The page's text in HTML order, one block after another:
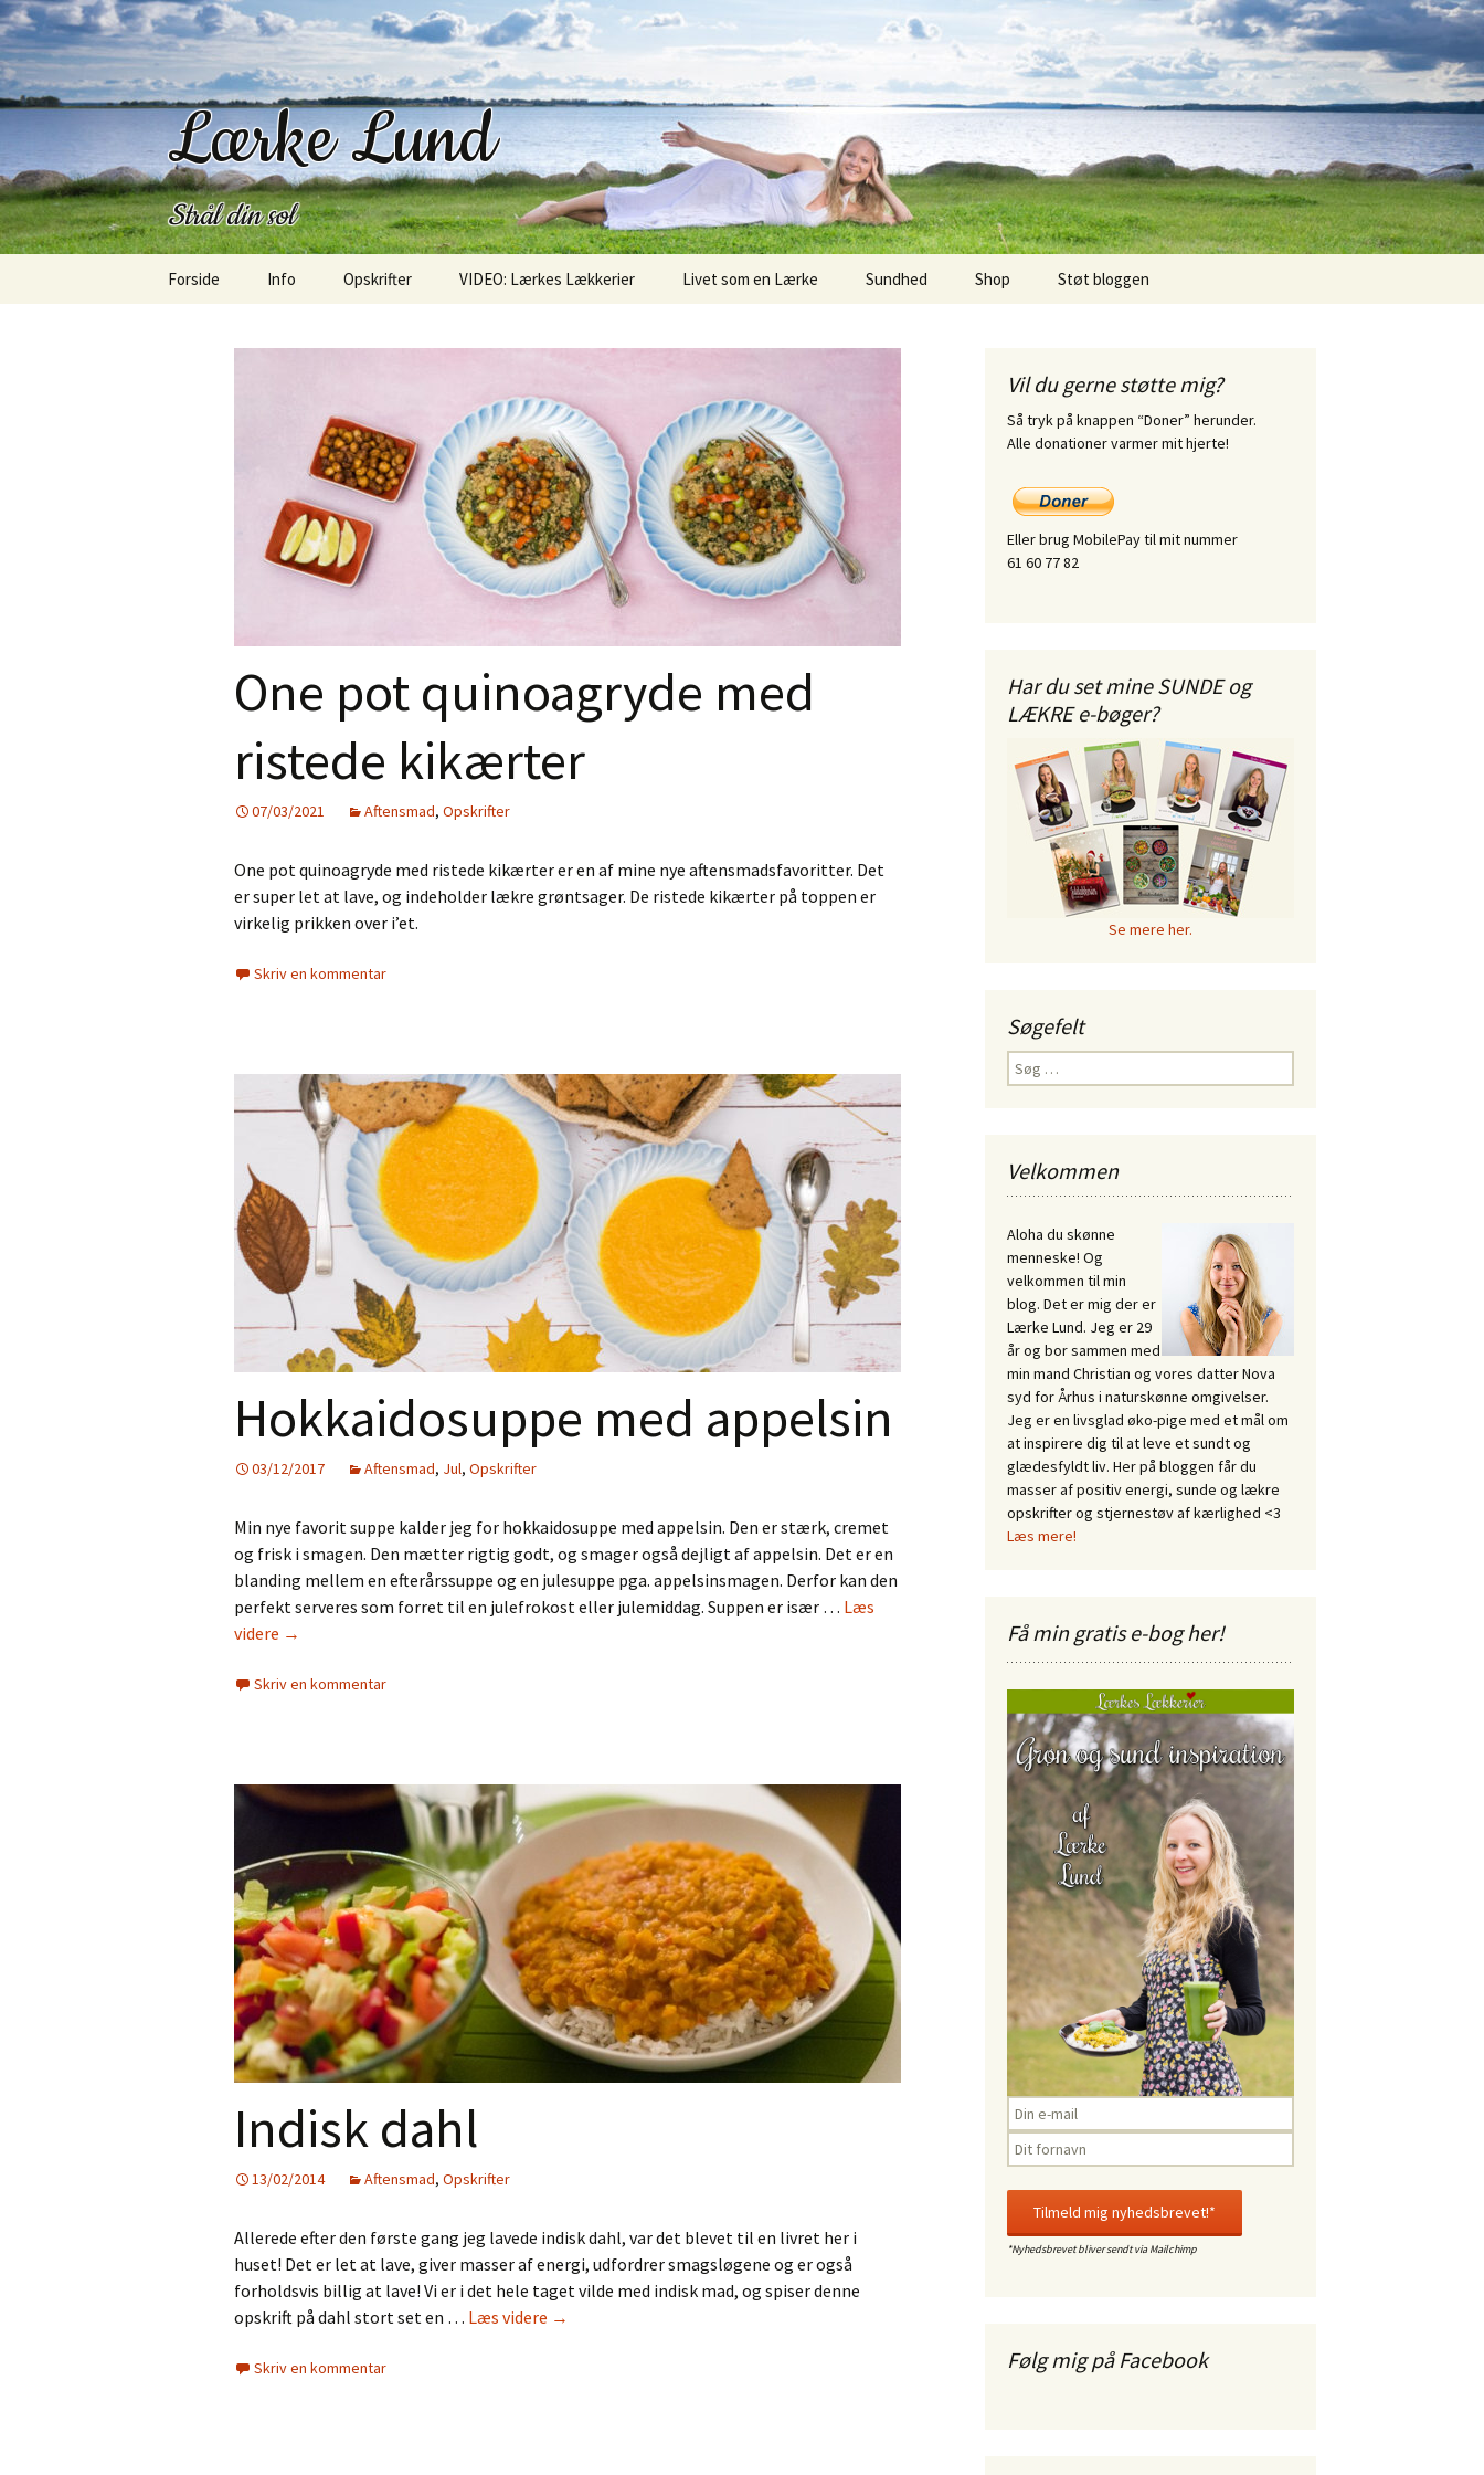
Lærke Lund
Strål din sol
Forside Info
Om bloggen
SangLærken
Gratis e-bog –
Nyhedsbrev
Opskrifter
Salater
Bagværk
Aftensmad
Desserter
Tilbehør
Jul
Personlig pleje
Mad til de små
VIDEO: Lærkes Lækkerier Livet som en Lærke Sundhed Shop Støt bloggen
One pot quinoagryde med
ristede kikærter
07/03/2021 Aftensmad, Opskrifter
One pot quinoagryde med ristede kikærter er en af mine nye aftensmadsfavoritter. Det
er super let at lave, og indeholder lækre grøntsager. De ristede kikærter på toppen er
virkelig prikken over i’et.
Skriv en kommentar
Hokkaidosuppe med appelsin
03/12/2017 Aftensmad, Jul, Opskrifter
Min nye favorit suppe kalder jeg for hokkaidosuppe med appelsin. Den er stærk, cremet
og frisk i smagen. Den mætter rigtig godt, og smager også dejligt af appelsin. Det er en
blanding mellem en efterårssuppe og en julesuppe pga. appelsinsmagen. Derfor kan den
perfekt serveres som forret til en julefrokost eller julemiddag. Suppen er især … Læs
videre Hokkaidosuppe
appelsin
→
Skriv en kommentar
Indisk dahl
13/02/2014 Aftensmad, Opskrifter
Allerede efter den første gang jeg lavede indisk dahl, var det blevet til en livret her i
huset! Det er let at lave, giver masser af energi, udfordrer smagsløgene og er også
forholdsvis billig at lave! Vi er i det hele taget vilde med indisk mad, og spiser denne
opskrift på dahl stort set en … Læs videre Indisk
→
Skriv en kommentar
Vil du gerne støtte mig?
Så tryk på knappen “Doner” herunder.
Alle donationer varmer mit hjerte!
Eller brug MobilePay til mit nummer
61 60 77 82
Har du set mine SUNDE og
LÆKRE e-bøger?
Se mere her.
Søgefelt
Søg
efter:
Velkommen
Aloha du skønne
menneske! Og
velkommen til min
blog. Det er mig der er
Lærke Lund. Jeg er 29
år og bor sammen med
min mand Christian og vores datter Nova
syd for Århus i naturskønne omgivelser.
Jeg er en livsglad øko-pige med et mål om
at inspirere dig til at leve et sundt og
glædesfyldt liv. Her på bloggen får du
masser af positiv energi, sunde og lækre
opskrifter og stjernestøv af kærlighed <3
Læs mere!
Få min gratis e-bog her!
*Nyhedsbrevet bliver sendt via Mailchimp
Følg mig på Facebook